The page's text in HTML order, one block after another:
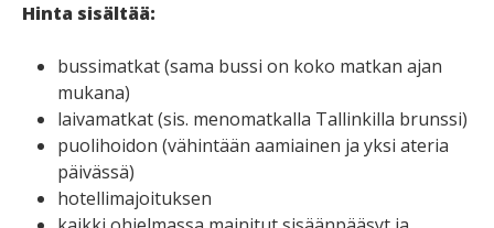
Hinta sisältää:
bussimatkat (sama bussi on koko matkan ajan
mukana)
laivamatkat (sis. menomatkalla Tallinkilla brunssi)
puolihoidon (vähintään aamiainen ja yksi ateria
päivässä)
hotellimajoituksen